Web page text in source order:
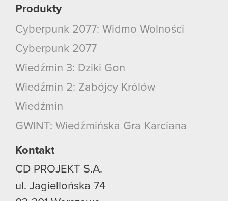
Produkty
Cyberpunk 2077: Widmo Wolności
Cyberpunk 2077
Wiedźmin 3: Dziki Gon
Wiedźmin 2: Zabójcy Królów
Wiedźmin
GWINT: Wiedźmińska Gra Karciana
Kontakt
CD PROJEKT S.A.
ul. Jagiellońska 74